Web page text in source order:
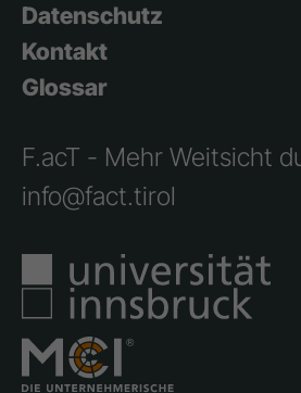
Datenschutz
Kontakt
Glossar
F.acT - Mehr Weitsicht
info@fact.tirol